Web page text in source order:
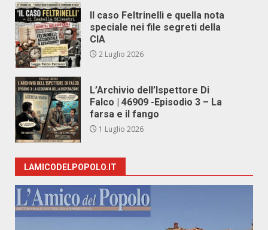
Il caso Feltrinelli e quella nota
speciale nei file segreti della
CIA
2 Luglio 2026
L’Archivio dell’Ispettore Di
Falco | 46909 -Episodio 3 – La
farsa e il fango
1 Luglio 2026
LAMICODELPOPOLO.IT